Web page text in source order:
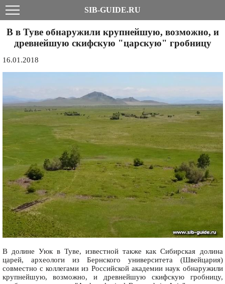
SIB-GUIDE.RU
В в Туве обнаружили крупнейшую, возможно, и
древнейшую скифскую "царскую" гробницу
16.01.2018
В долине Уюк в Туве, известной также как Сибирская долина
царей, археологи из Бернского университета (Швейцария)
совместно с коллегами из Российской академии наук обнаружили
крупнейшую, возможно, и древнейшую скифскую гробницу,